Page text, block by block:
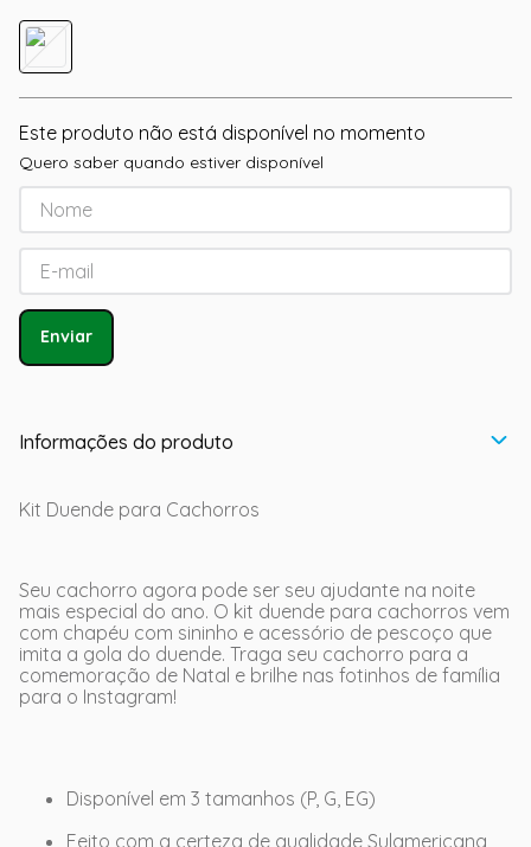
Este produto não está disponível no momento
Quero saber quando estiver disponível
Enviar
Informações do produto
Kit Duende para Cachorros
Seu cachorro agora pode ser seu ajudante na noite
mais especial do ano. O kit duende para cachorros vem
com chapéu com sininho e acessório de pescoço que
imita a gola do duende. Traga seu cachorro para a
comemoração de Natal e brilhe nas fotinhos de família
para o Instagram!
Disponível em 3 tamanhos (P, G, EG)
Feito com a certeza de qualidade Sulamericana